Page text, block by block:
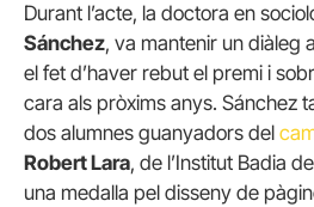
Durant l’acte, la doctora en
Sánchez, va mantenir un diàleg
el fet d’haver rebut el premi i
cara als pròxims anys. Sánchez
dos alumnes guanyadors del
Robert Lara, de l’Institut Badia
una medalla pel disseny de